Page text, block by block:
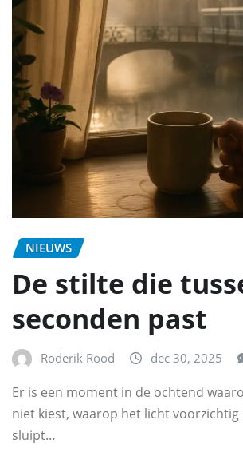
NIEUWS
De stilte die
seconden past
Roderik Rood dec 30, 2025
Er is een moment in de ochtend
niet kiest, waarop het licht
sluipt…